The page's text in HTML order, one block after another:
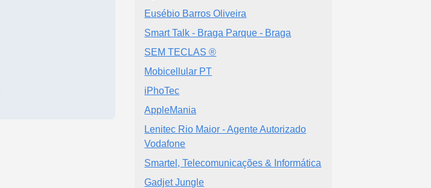
Eusébio Barros Oliveira
Smart Talk - Braga Parque - Braga
SEM TECLAS ®
Mobicellular PT
iPhoTec
AppleMania
Lenitec Rio Maior - Agente Autorizado
Vodafone
Smartel, Telecomunicações & Informática
Gadjet Jungle